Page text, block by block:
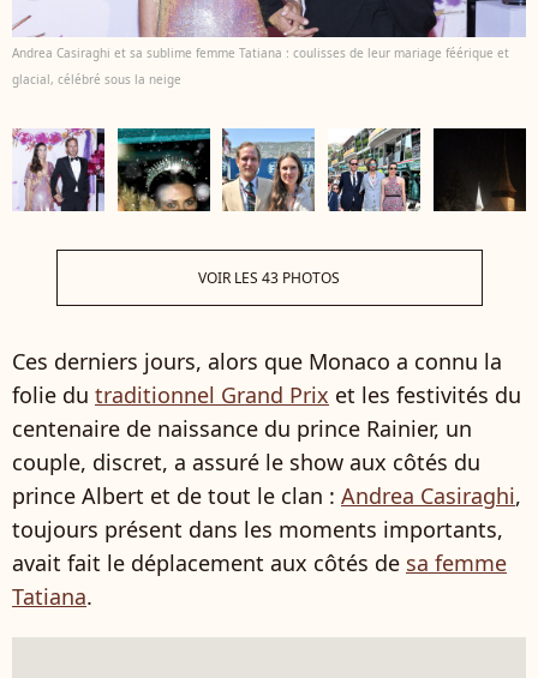
Andrea Casiraghi et sa sublime femme Tatiana : coulisses de leur mariage féérique et
glacial, célébré sous la neige
VOIR LES 43 PHOTOS
Ces derniers jours, alors que Monaco a connu la
folie du traditionnel Grand Prix et les festivités du
centenaire de naissance du prince Rainier, un
couple, discret, a assuré le show aux côtés du
prince Albert et de tout le clan : Andrea Casiraghi,
toujours présent dans les moments importants,
avait fait le déplacement aux côtés de sa femme
Tatiana.